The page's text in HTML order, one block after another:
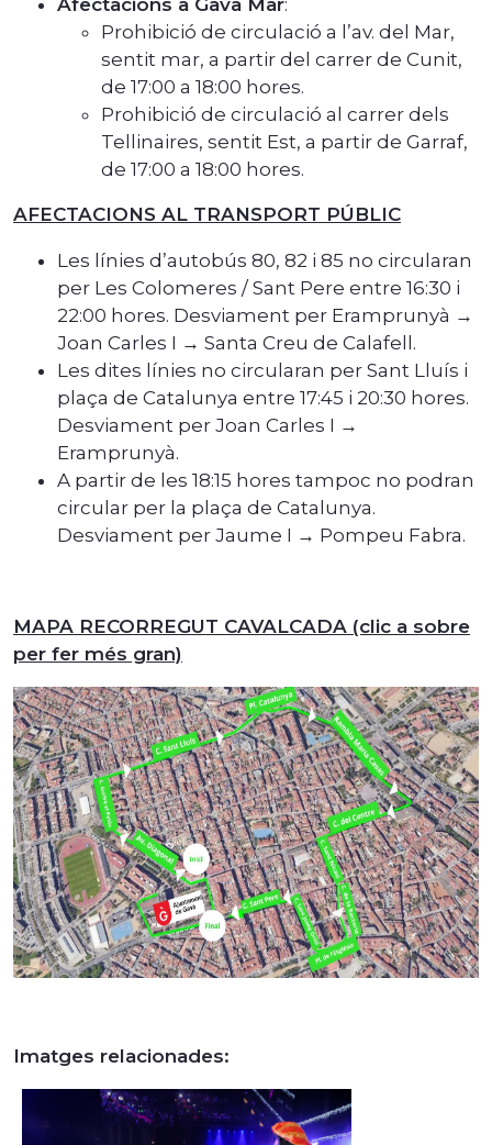
Prohibició de circulació a l’av. del Mar,
sentit mar, a partir del carrer de Cunit,
de 17:00 a 18:00 hores.
Prohibició de circulació al carrer dels
Tellinaires, sentit Est, a partir de Garraf,
de 17:00 a 18:00 hores.
AFECTACIONS AL TRANSPORT PÚBLIC
Les línies d’autobús 80, 82 i 85 no circularan
per Les Colomeres / Sant Pere entre 16:30 i
22:00 hores. Desviament per Eramprunyà →
Joan Carles I → Santa Creu de Calafell.
Les dites línies no circularan per Sant Lluís i
plaça de Catalunya entre 17:45 i 20:30 hores.
Desviament per Joan Carles I →
Eramprunyà.
A partir de les 18:15 hores tampoc no podran
circular per la plaça de Catalunya.
Desviament per Jaume I → Pompeu Fabra.
MAPA RECORREGUT CAVALCADA (clic a sobre
per fer més gran)
Imatges relacionades: